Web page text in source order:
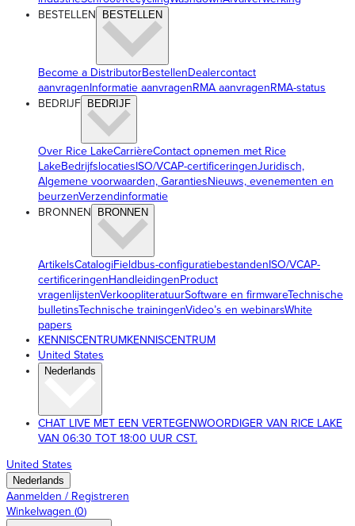
BESTELLEN
BESTELLEN
Become a DistributorBestellenDealercontact
aanvragenInformatie aanvragenRMA aanvragenRMA-status
BEDRIJF
BEDRIJF
Over Rice LakeCarrièreContact opnemen met Rice
LakeBedrijfslocatiesISO/VCAP-certificeringenJuridisch,
Algemene voorwaarden, GarantiesNieuws, evenementen en
beurzenVerzendinformatie
BRONNEN
BRONNEN
ArtikelsCatalogiFieldbus-configuratiebestandenISO/VCAP-
certificeringenHandleidingenProduct
vragenlijstenVerkoopliteratuurSoftware en firmwareTechnische
bulletinsTechnische trainingenVideo’s en webinarsWhite
papers
KENNISCENTRUMKENNISCENTRUM
United States
Nederlands
CHAT LIVE MET EEN VERTEGENWOORDIGER VAN RICE LAKE
VAN 06:30 TOT 18:00 UUR CST.
United States
Nederlands
Aanmelden / Registreren
Winkelwagen (0)